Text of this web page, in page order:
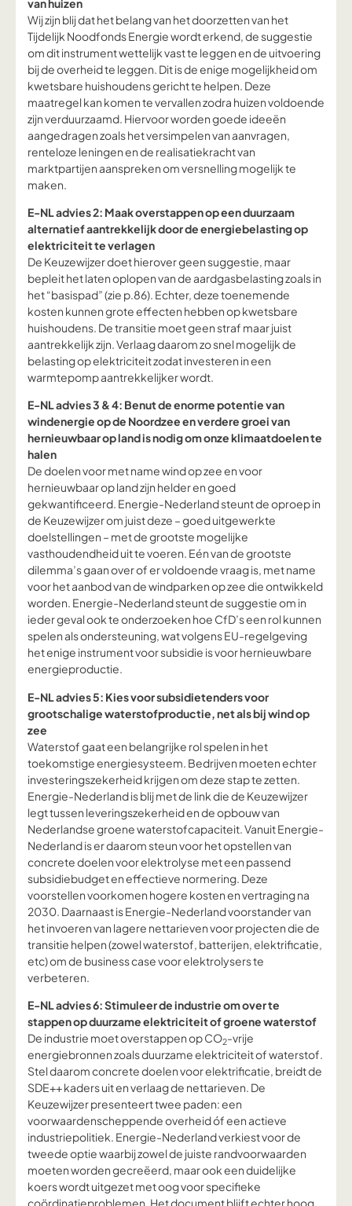
Wij zijn blij dat het belang van het doorzetten van het
Tijdelijk Noodfonds Energie wordt erkend, de suggestie
om dit instrument wettelijk vast te leggen en de uitvoering
bij de overheid te leggen. Dit is de enige mogelijkheid om
kwetsbare huishoudens gericht te helpen. Deze
maatregel kan komen te vervallen zodra huizen voldoende
zijn verduurzaamd. Hiervoor worden goede ideeën
aangedragen zoals het versimpelen van aanvragen,
renteloze leningen en de realisatiekracht van
marktpartijen aanspreken om versnelling mogelijk te
maken.
E-NL advies 2: Maak overstappen op een duurzaam
alternatief aantrekkelijk door de energiebelasting op
elektriciteit te verlagen
De Keuzewijzer doet hierover geen suggestie, maar
bepleit het laten oplopen van de aardgasbelasting zoals in
het “basispad” (zie p.86). Echter, deze toenemende
kosten kunnen grote effecten hebben op kwetsbare
huishoudens. De transitie moet geen straf maar juist
aantrekkelijk zijn. Verlaag daarom zo snel mogelijk de
belasting op elektriciteit zodat investeren in een
warmtepomp aantrekkelijker wordt.
E-NL advies 3 & 4: Benut de enorme potentie van
windenergie op de Noordzee en verdere groei van
hernieuwbaar op land is nodig om onze klimaatdoelen te
halen
De doelen voor met name wind op zee en voor
hernieuwbaar op land zijn helder en goed
gekwantificeerd. Energie-Nederland steunt de oproep in
de Keuzewijzer om juist deze – goed uitgewerkte
doelstellingen – met de grootste mogelijke
vasthoudendheid uit te voeren. Eén van de grootste
dilemma’s gaan over of er voldoende vraag is, met name
voor het aanbod van de windparken op zee die ontwikkeld
worden. Energie-Nederland steunt de suggestie om in
ieder geval ook te onderzoeken hoe CfD’s een rol kunnen
spelen als ondersteuning, wat volgens EU-regelgeving
het enige instrument voor subsidie is voor hernieuwbare
energieproductie.
E-NL advies 5: Kies voor subsidietenders voor
grootschalige waterstofproductie, net als bij wind op
zee
Waterstof gaat een belangrijke rol spelen in het
toekomstige energiesysteem. Bedrijven moeten echter
investeringszekerheid krijgen om deze stap te zetten.
Energie-Nederland is blij met de link die de Keuzewijzer
legt tussen leveringszekerheid en de opbouw van
Nederlandse groene waterstofcapaciteit. Vanuit Energie-
Nederland is er daarom steun voor het opstellen van
concrete doelen voor elektrolyse met een passend
subsidiebudget en effectieve normering. Deze
voorstellen voorkomen hogere kosten en vertraging na
2030. Daarnaast is Energie-Nederland voorstander van
het invoeren van lagere nettarieven voor projecten die de
transitie helpen (zowel waterstof, batterijen, elektrificatie,
etc) om de business case voor elektrolysers te
verbeteren.
E-NL advies 6: Stimuleer de industrie om over te
stappen op duurzame elektriciteit of groene waterstof
De industrie moet overstappen op CO2-vrije
energiebronnen zoals duurzame elektriciteit of waterstof.
Stel daarom concrete doelen voor elektrificatie, breidt de
SDE++ kaders uit en verlaag de nettarieven. De
Keuzewijzer presenteert twee paden: een
voorwaardenscheppende overheid óf een actieve
industriepolitiek. Energie-Nederland verkiest voor de
tweede optie waarbij zowel de juiste randvoorwaarden
moeten worden gecreëerd, maar ook een duidelijke
koers wordt uitgezet met oog voor specifieke
coördinatieproblemen. Het document blijft echter hoog